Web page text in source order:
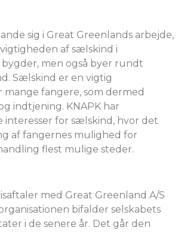
sig i Great Greenlands arbejde,
af sælskind i
men også byer rundt
Sælskind er en vigtig
fangere, som dermed
indtjening. KNAPK har
interesser for sælskind, hvor det
af fangernes mulighed for
flest mulige steder.
med Great Greenland A/S
bifalder selskabets
i de senere år. Det går den